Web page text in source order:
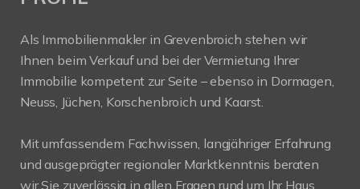
Als Immobilienmakler in Grevenbroich stehen wir
Ihnen beim Verkauf und bei der Vermietung Ihrer
Immobilie kompetent zur Seite – ebenso in Dormagen,
Neuss, Jüchen, Korschenbroich und Kaarst.
Mit umfassendem Fachwissen, langjähriger Erfahrung
und ausgeprägter regionaler Marktkenntnis beraten
wir Sie zuverlässig in allen Fragen rund um Ihr Haus